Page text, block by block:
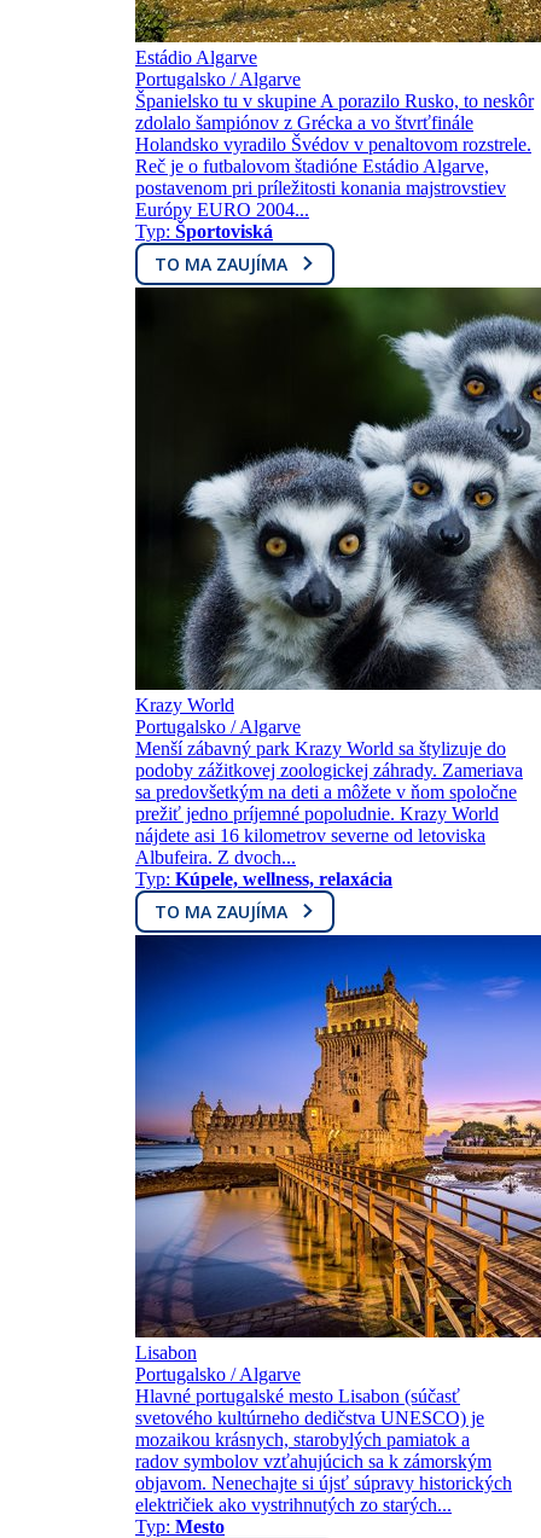
Estádio Algarve
Portugalsko / Algarve
Španielsko tu v skupine A porazilo Rusko, to neskôr
zdolalo šampiónov z Grécka a vo štvrťfinále
Holandsko vyradilo Švédov v penaltovom rozstrele.
Reč je o futbalovom štadióne Estádio Algarve,
postavenom pri príležitosti konania majstrovstiev
Európy EURO 2004...
Typ: Športoviská
TO MA ZAUJÍMA
Krazy World
Portugalsko / Algarve
Menší zábavný park Krazy World sa štylizuje do
podoby zážitkovej zoologickej záhrady. Zameriava
sa predovšetkým na deti a môžete v ňom spoločne
prežiť jedno príjemné popoludnie. Krazy World
nájdete asi 16 kilometrov severne od letoviska
Albufeira. Z dvoch...
Typ: Kúpele, wellness, relaxácia
TO MA ZAUJÍMA
Lisabon
Portugalsko / Algarve
Hlavné portugalské mesto Lisabon (súčasť
svetového kultúrneho dedičstva UNESCO) je
mozaikou krásnych, starobylých pamiatok a
radov symbolov vzťahujúcich sa k zámorským
objavom. Nenechajte si újsť súpravy historických
električiek ako vystrihnutých zo starých...
Typ: Mesto